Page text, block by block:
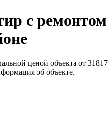
с ремонтом
ценой объекта от 31817
об объекте.